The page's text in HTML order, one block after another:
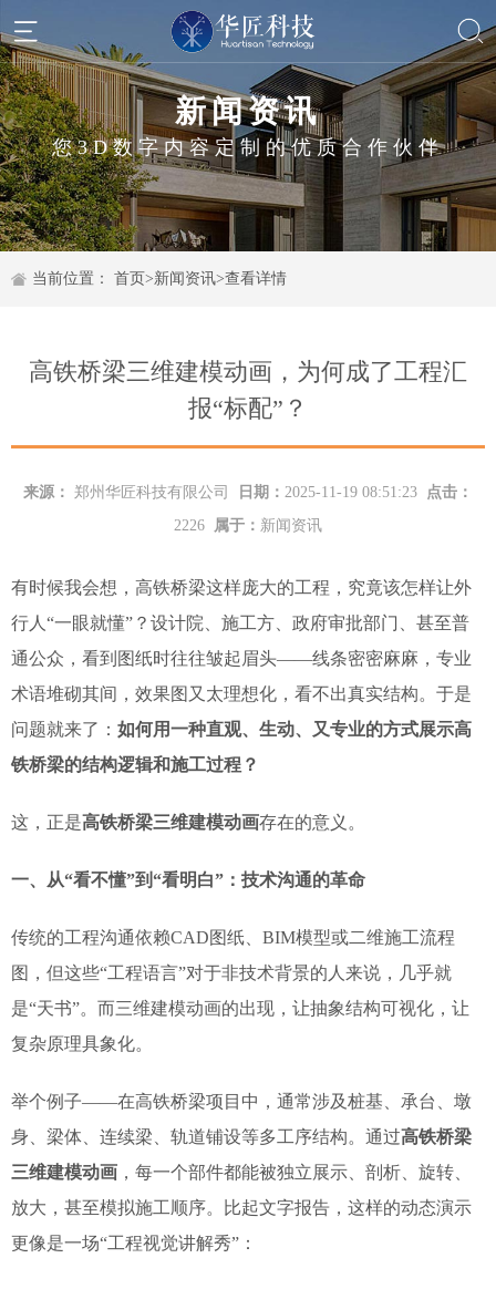
新闻资讯
您3D数字内容定制的优质合作伙伴
当前位置： 首页>新闻资讯>查看详情
高铁桥梁三维建模动画，为何成了工程汇
报“标配”？
来源： 郑州华匠科技有限公司 日期： 2025-11-19 08:51:23
点击：
2226
属于： 新闻资讯
有时候我会想，高铁桥梁这样庞大的工程，究竟该怎样让外
行人“一眼就懂”？设计院、施工方、政府审批部门、甚至普
通公众，看到图纸时往往皱起眉头——线条密密麻麻，专业
术语堆砌其间，效果图又太理想化，看不出真实结构。于是
问题就来了： 如何用一种直观、生动、又专业的方式展示高
铁桥梁的结构逻辑和施工过程？
这，正是高铁桥梁三维建模动画存在的意义。
一、从“看不懂”到“看明白”：技术沟通的革命
传统的工程沟通依赖CAD图纸、BIM模型或二维施工流程
图，但这些“工程语言”对于非技术背景的人来说，几乎就
是“天书”。而三维建模动画的出现，让抽象结构可视化，让
复杂原理具象化。
举个例子——在高铁桥梁项目中，通常涉及桩基、承台、墩
身、梁体、连续梁、轨道铺设等多工序结构。通过高铁桥梁
三维建模动画 ，每一个部件都能被独立展示、剖析、旋转、
放大，甚至模拟施工顺序。比起文字报告，这样的动态演示
更像是一场“工程视觉讲解秀”：